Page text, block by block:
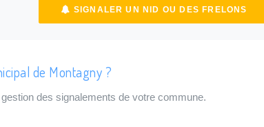
SIGNALER UN NID OU DES FRELONS
de Montagny ?
des signalements de votre commune.